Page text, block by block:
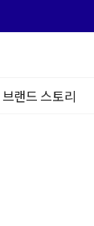
브랜드 스토리